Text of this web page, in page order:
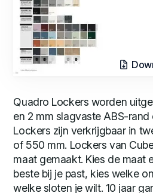
Quadro Lockers worden
en 2 mm slagvaste ABS-rand
Lockers zijn verkrijgbaar in
of 550 mm. Lockers van
maat gemaakt. Kies de maat
beste bij je past, kies welke
welke sloten je wilt. 10 jaar